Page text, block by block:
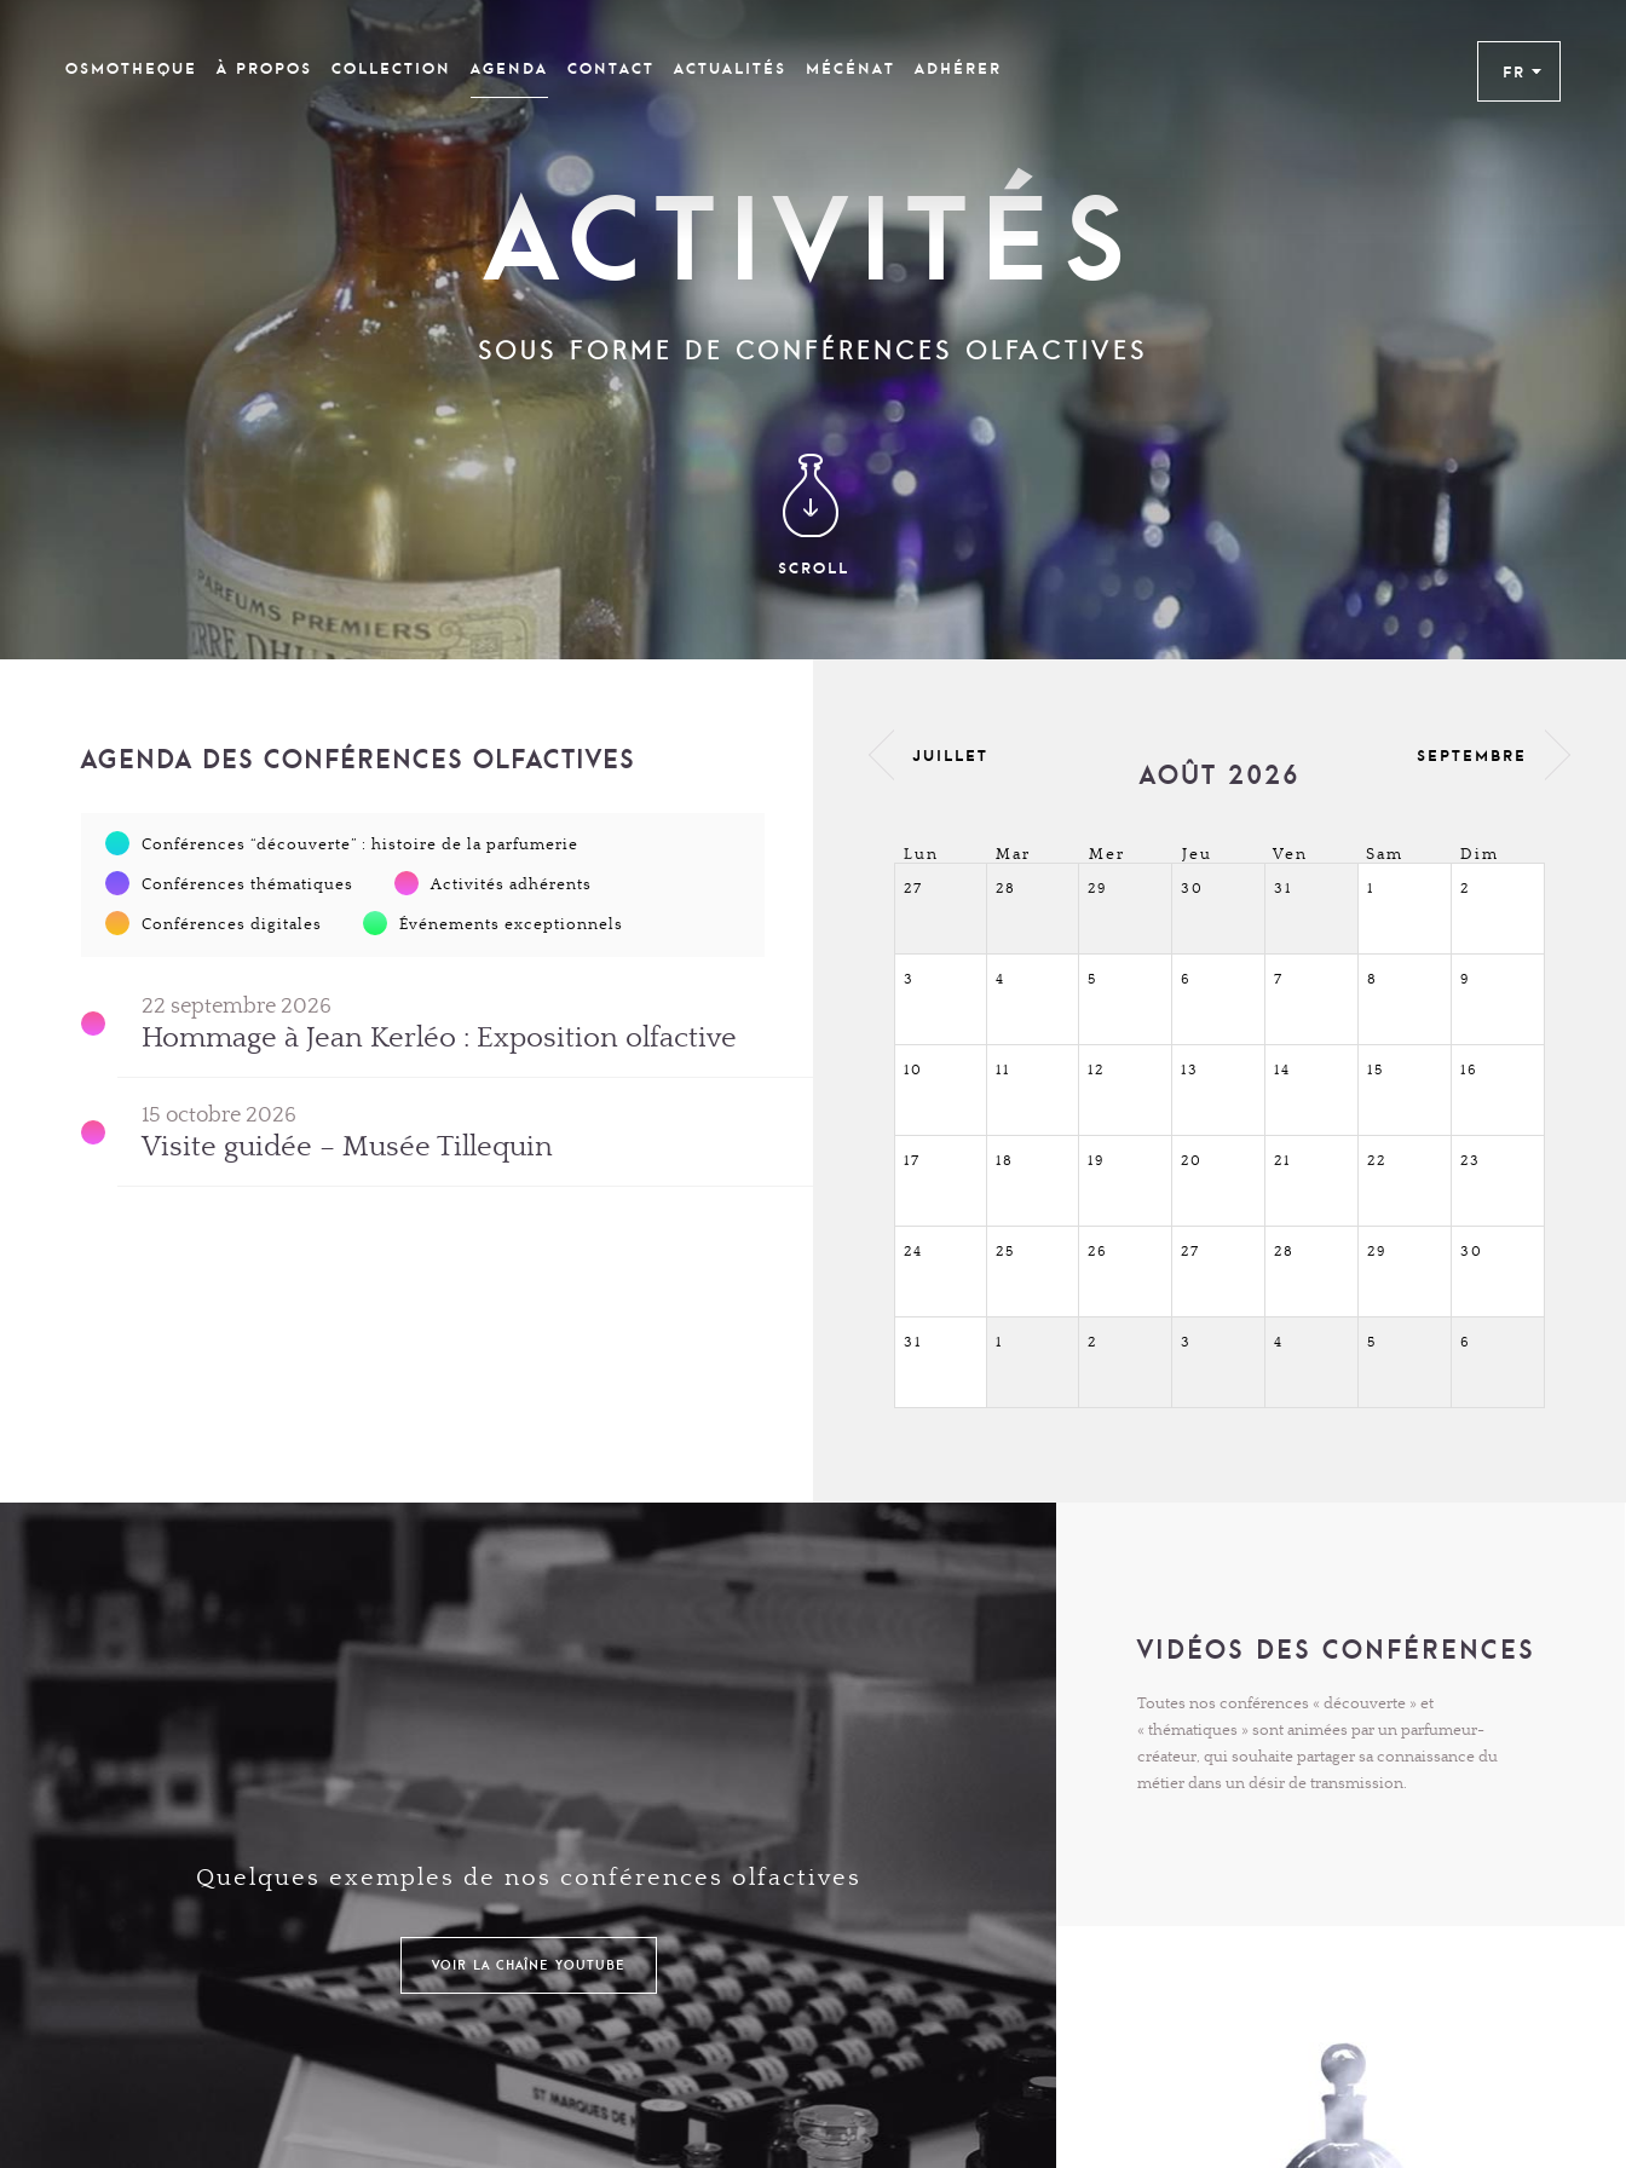
OSMOTHEQUE À PROPOS COLLECTION Agenda CONTACT Actualités Mécénat Adhérer FR
Activités
SOUS FORME DE CONFÉRENCES OLFACTIVES
SCROLL
AOÛT 2026
JUILLET SEPTEMBRE
Lun Mar Mer Jeu Ven Sam Dim
27 28 29 30 31 1 2
3 4 5 6 7 8 9
10 11 12 13 14 15 16
17 18 19 20 21 22 23
24 25 26 27 28 29 30
31 1 2 3 4 5 6
AGENDA DES CONFÉRENCES OLFACTIVES
Conférences “découverte” : histoire de la parfumerie
Conférences thématiques Activités adhérents
Conférences digitales Événements exceptionnels
22 septembre 2026
Hommage à Jean Kerléo : Exposition olfactive
15 octobre 2026
Visite guidée – Musée Tillequin
Quelques exemples de nos conférences olfactives
VOIR LA CHAÎNE YOUTUBE
VIDÉOS DES CONFÉRENCES
Toutes nos conférences « découverte » et
« thématiques » sont animées par un parfumeur-
créateur, qui souhaite partager sa connaissance du
métier dans un désir de transmission.